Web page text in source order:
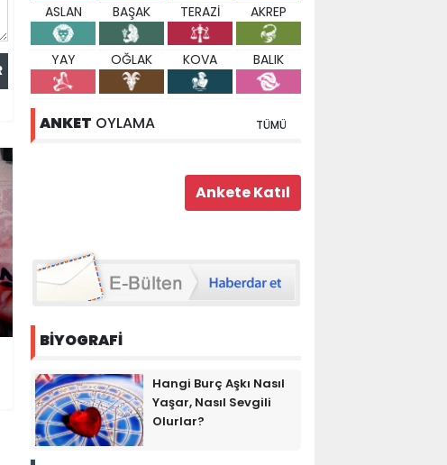
ASLAN BAŞAK TERAZİ AKREP
YAY OĞLAK KOVA BALIK
ANKET OYLAMA TÜMÜ
BİYOGRAFİ
Hangi Burç Aşkı Nasıl
Yaşar, Nasıl Sevgili
Olurlar?